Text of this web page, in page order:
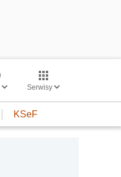
Serwisy
KSeF